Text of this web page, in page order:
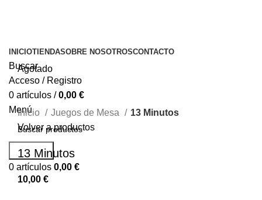
INICIOTIENDASOBRE NOSOTROSCONTACTO
Buscar
Acceso / Registro
0 artículos / 0,00 €
Menú
Buscar...
0 artículos 0,00 €
Agotado
Inicio Juegos de Mesa
13 Minutos
Volver a productos
13 Minutos
10,00 €